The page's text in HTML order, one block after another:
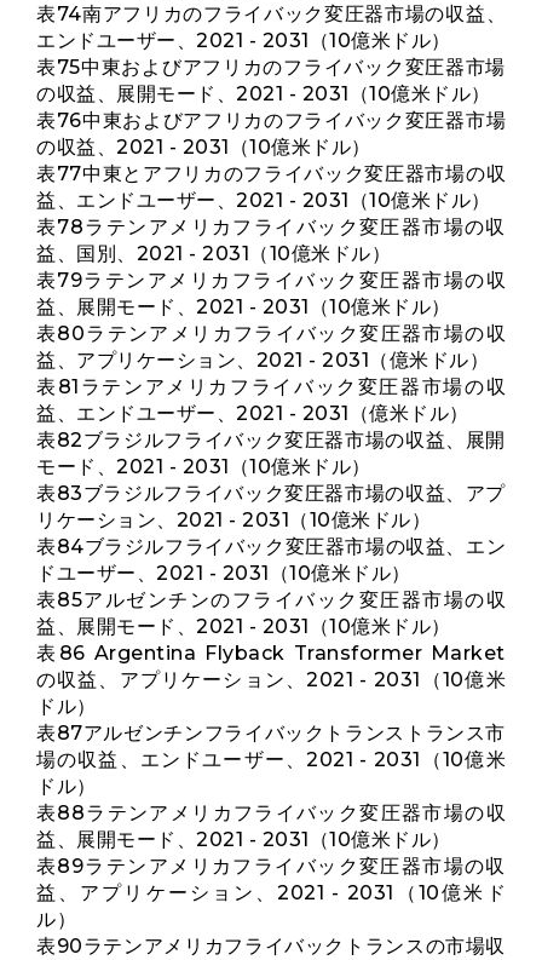
表74南アフリカのフライバック変圧器市場の収益、
エンドユーザー、2021 - 2031（10億米ドル）
表75中東およびアフリカのフライバック変圧器市場
の収益、展開モード、2021 - 2031（10億米ドル）
表76中東およびアフリカのフライバック変圧器市場
の収益、2021 - 2031（10億米ドル）
表77中東とアフリカのフライバック変圧器市場の収
益、エンドユーザー、2021 - 2031（10億米ドル）
表78ラテンアメリカフライバック変圧器市場の収
益、国別、2021 - 2031（10億米ドル）
表79ラテンアメリカフライバック変圧器市場の収
益、展開モード、2021 - 2031（10億米ドル）
表80ラテンアメリカフライバック変圧器市場の収
益、アプリケーション、2021 - 2031（億米ドル）
表81ラテンアメリカフライバック変圧器市場の収
益、エンドユーザー、2021 - 2031（億米ドル）
表82ブラジルフライバック変圧器市場の収益、展開
モード、2021 - 2031（10億米ドル）
表83ブラジルフライバック変圧器市場の収益、アプ
リケーション、2021 - 2031（10億米ドル）
表84ブラジルフライバック変圧器市場の収益、エン
ドユーザー、2021 - 2031（10億米ドル）
表85アルゼンチンのフライバック変圧器市場の収
益、展開モード、2021 - 2031（10億米ドル）
表86 Argentina Flyback Transformer Market
の収益、アプリケーション、2021 - 2031（10億米
ドル）
表87アルゼンチンフライバックトランストランス市
場の収益、エンドユーザー、2021 - 2031（10億米
ドル）
表88ラテンアメリカフライバック変圧器市場の収
益、展開モード、2021 - 2031（10億米ドル）
表89ラテンアメリカフライバック変圧器市場の収
益、アプリケーション、2021 - 2031（10億米ド
ル）
表90ラテンアメリカフライバックトランスの市場収